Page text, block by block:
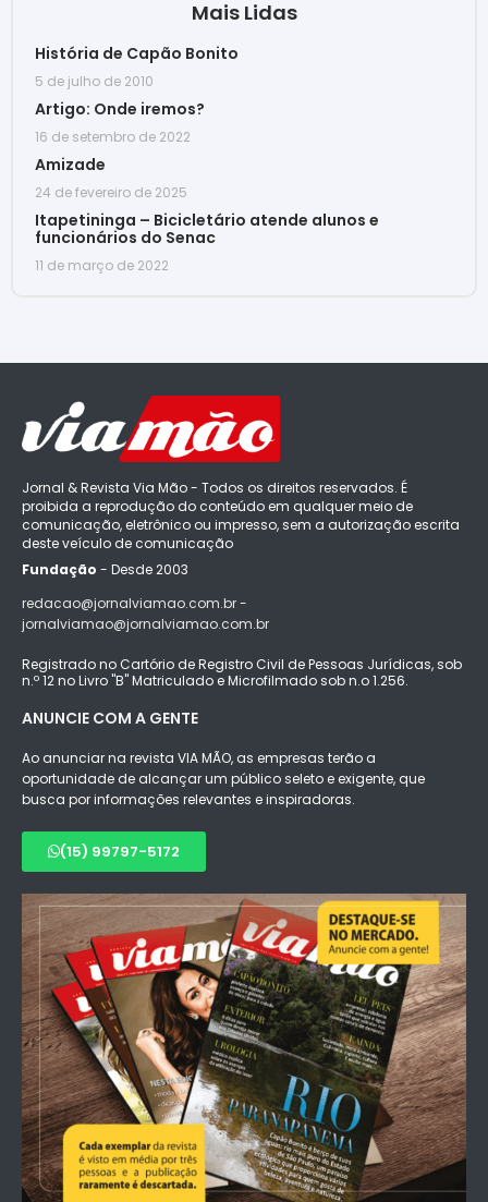
Mais Lidas
História de Capão Bonito
5 de julho de 2010
Artigo: Onde iremos?
16 de setembro de 2022
Amizade
24 de fevereiro de 2025
Itapetininga – Bicicletário atende alunos e
funcionários do Senac
11 de março de 2022
Jornal & Revista Via Mão - Todos os direitos reservados. É
proibida a reprodução do conteúdo em qualquer meio de
comunicação, eletrônico ou impresso, sem a autorização escrita
deste veículo de comunicação
Fundação - Desde 2003
redacao@jornalviamao.com.br -
jornalviamao@jornalviamao.com.br
Registrado no Cartório de Registro Civil de Pessoas Jurídicas, sob
n.º 12 no Livro "B" Matriculado e Microfilmado sob n.o 1.256.
ANUNCIE COM A GENTE
Ao anunciar na revista VIA MÃO, as empresas terão a
oportunidade de alcançar um público seleto e exigente, que
busca por informações relevantes e inspiradoras.
(15) 99797-5172